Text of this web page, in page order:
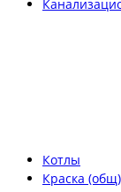
Котлы
Краска (общ)